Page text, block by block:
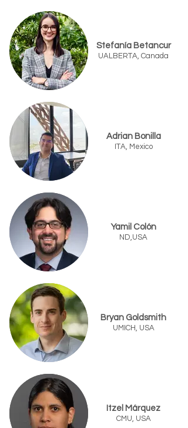
Stefanía Betancur
UALBERTA, Canada
Adrian Bonilla
ITA, Mexico
Yamil Colón
ND,USA
Bryan Goldsmith
UMICH, USA
Itzel Márquez
CMU, USA